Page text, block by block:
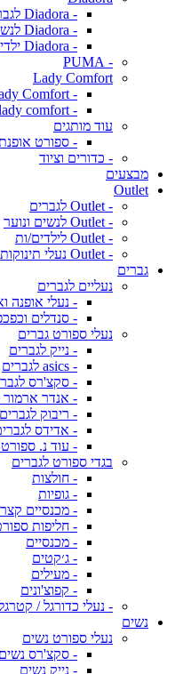
- Diadora לגברים
- Diadora לנשים ונוער
- Diadora ילדים/ילדות
- PUMA
Lady Comfort
- Lady Comfort לקיץ
- lady comfort לחורף
עוד מותגים
- ספורט
- כדורים וציוד
מבצעים
Outlet
- Outlet לגברים
- Outlet לנשים ונוער
- Outlet לילדים/ות
- Outlet נעלי תינוקות
גברים
נעליים לגברים
- נעלי אופנה
- סנדלים
נעלי ספורט גברים
- נייק לגברים
- asics לגברים
- סקצ'רס
- אנדר ארמור
- ריבוק לגברים
- אדידס
- עוד נ.
בגדי ספורט לגברים
- חולצות
- גופיות
- מכנסיים
- חליפות
- מכנסיים
- ג׳קטים
- מעילים
- קפוצ'ונים
- נעלי כדורגל /
נשים
נעלי ספורט נשים
- סקצ'רס נשים
- נייק נשים